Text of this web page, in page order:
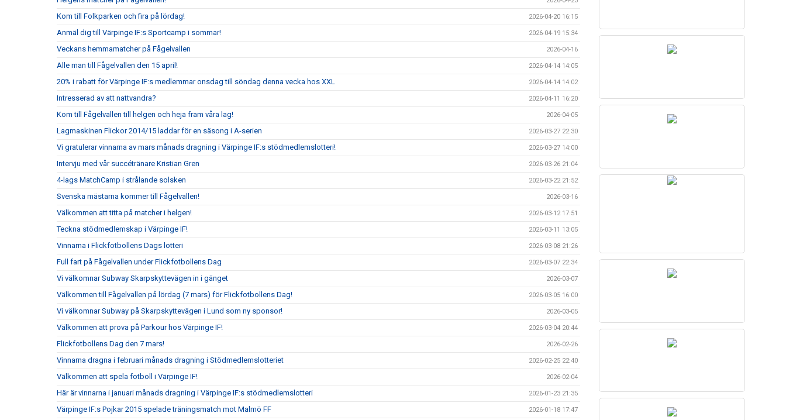
Kom till Folkparken och fira på lördag! 2026-04-20 16:15
Anmäl dig till Värpinge IF:s Sportcamp i sommar! 2026-04-19 15:34
Veckans hemmamatcher på Fågelvallen 2026-04-16
Alle man till Fågelvallen den 15 april! 2026-04-14 14:05
20% i rabatt för Värpinge IF:s medlemmar onsdag till söndag denna vecka hos XXL 2026-04-14 14:02
Intresserad av att nattvandra? 2026-04-11 16:20
Kom till Fågelvallen till helgen och heja fram våra lag! 2026-04-05
Lagmaskinen Flickor 2014/15 laddar för en säsong i A-serien 2026-03-27 22:30
Vi gratulerar vinnarna av mars månads dragning i Värpinge IF:s stödmedlemslotteri! 2026-03-27 14:00
Intervju med vår succétränare Kristian Gren 2026-03-26 21:04
4-lags MatchCamp i strålande solsken 2026-03-22 21:52
Svenska mästarna kommer till Fågelvallen! 2026-03-16
Välkommen att titta på matcher i helgen! 2026-03-12 17:51
Teckna stödmedlemskap i Värpinge IF! 2026-03-11 13:05
Vinnarna i Flickfotbollens Dags lotteri 2026-03-08 21:26
Full fart på Fågelvallen under Flickfotbollens Dag 2026-03-07 22:34
Vi välkomnar Subway Skarpskyttevägen in i gänget 2026-03-07
Välkommen till Fågelvallen på lördag (7 mars) för Flickfotbollens Dag! 2026-03-05 16:00
Vi välkomnar Subway på Skarpskyttevägen i Lund som ny sponsor! 2026-03-05
Välkommen att prova på Parkour hos Värpinge IF! 2026-03-04 20:44
Flickfotbollens Dag den 7 mars! 2026-02-26
Vinnarna dragna i februari månads dragning i Stödmedlemslotteriet 2026-02-25 22:40
Välkommen att spela fotboll i Värpinge IF! 2026-02-04
Här är vinnarna i januari månads dragning i Värpinge IF:s stödmedlemslotteri 2026-01-23 21:35
Värpinge IF:s Pojkar 2015 spelade träningsmatch mot Malmö FF 2026-01-18 17:47